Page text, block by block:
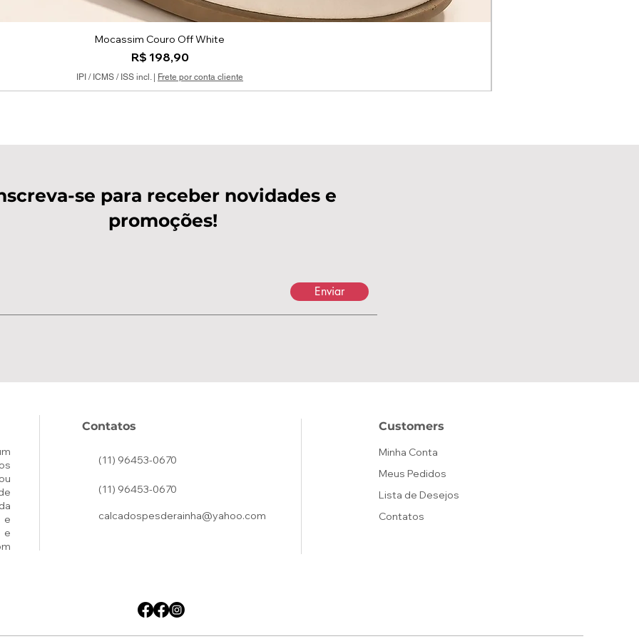
Visualização rápida
Mocassim Couro Off White
Preço
R$ 198,90
IPI / ICMS / ISS incl.| Frete por conta cliente
se para receber novidades e
promoções!
Enviar
e
e
Contatos
(11) 96453-0670
(11) 96453-0670
calcadospesderainha@yahoo.com
Customers
Minha Conta
Meus Pedidos
Lista de Desejos
Contatos